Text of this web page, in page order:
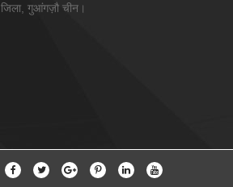
जिला, गुआंगज़ौ चीन।